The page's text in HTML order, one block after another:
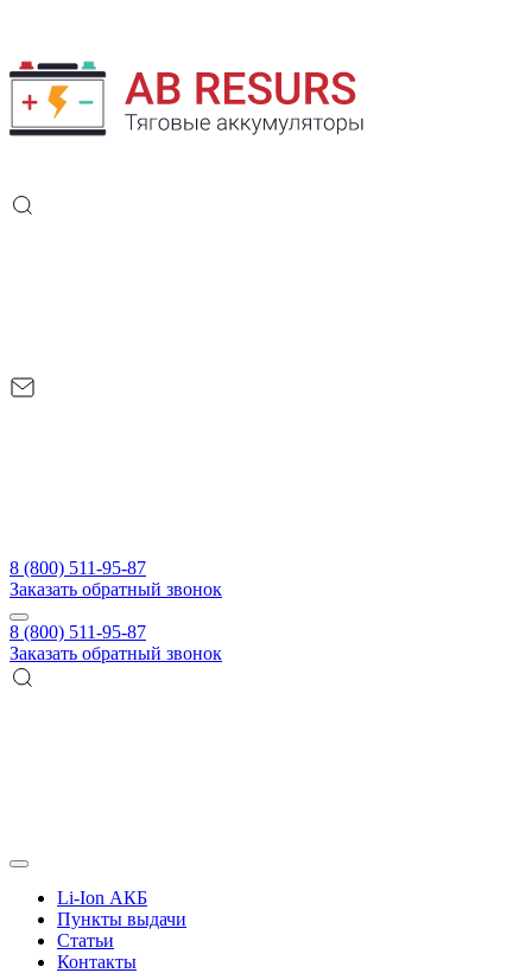
8 (800) 511-95-87
Заказать обратный звонок
8 (800) 511-95-87
Заказать обратный звонок
Li-Ion АКБ
Пункты выдачи
Статьи
Контакты